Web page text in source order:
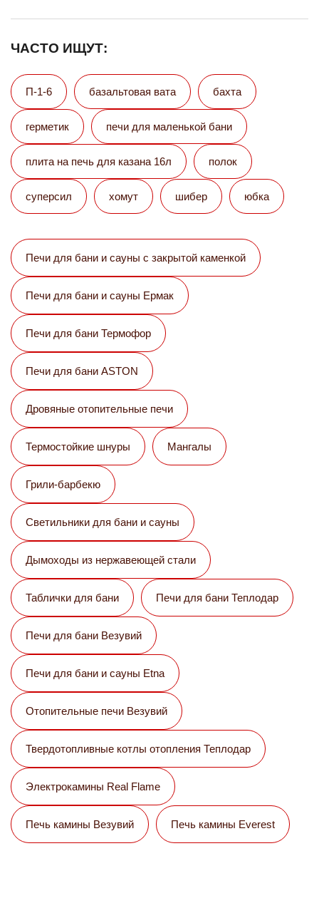
ЧАСТО ИЩУТ:
П-1-6 базальтовая вата бахта
герметик печи для маленькой бани
плита на печь для казана 16л полок
суперсил хомут шибер юбка
Печи для бани и сауны с закрытой каменкой
Печи для бани и сауны Eрмак
Печи для бани Термофор
Печи для бани ASTON
Дровяные отопительные печи
Термостойкие шнуры Мангалы
Грили-барбекю
Светильники для бани и сауны
Дымоходы из нержавеющей стали
Таблички для бани Печи для бани Теплодар
Печи для бани Везувий
Печи для бани и сауны Etna
Отопительные печи Везувий
Твердотопливные котлы отопления Теплодар
Электрокамины Real Flame
Печь камины Везувий Печь камины Everest